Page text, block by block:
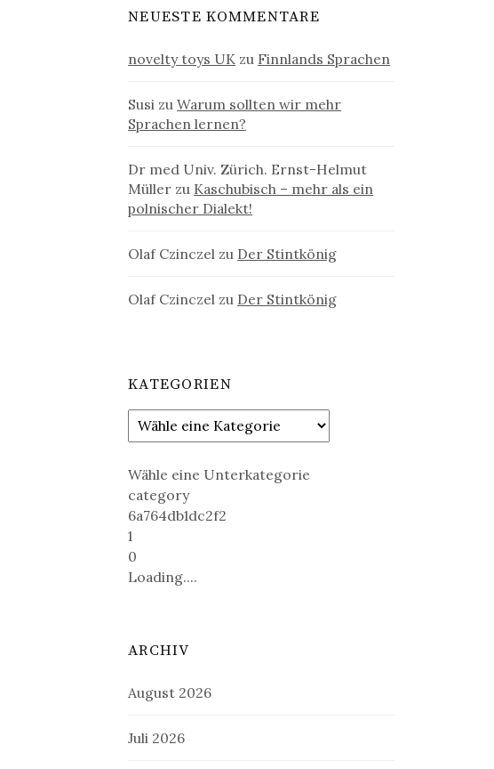
NEUESTE KOMMENTARE
novelty toys UK zu Finnlands Sprachen
Susi zuWarum sollten wir mehr
Sprachen lernen?
Dr med Univ. Zürich. Ernst-Helmut
Müller zu Kaschubisch – mehr als ein
polnischer Dialekt!
Olaf Czinczel zu Der Stintkönig
Olaf Czinczel zu Der Stintkönig
KATEGORIEN
Wähle eine Unterkategorie
category
6a764db1dc2f2
1
0
Loading....
ARCHIV
August 2026
Juli 2026